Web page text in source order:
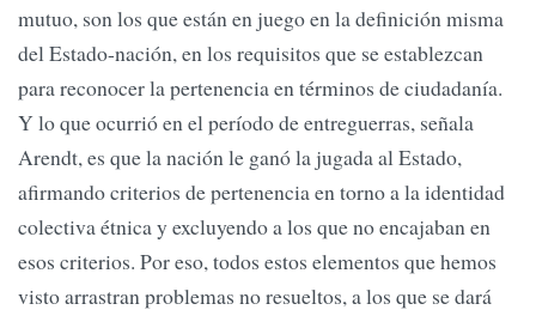
mutuo, son los que están en juego en la definición misma
del Estado-nación, en los requisitos que se establezcan
para reconocer la pertenencia en términos de ciudadanía.
Y lo que ocurrió en el período de entreguerras, señala
Arendt, es que la nación le ganó la jugada al Estado,
afirmando criterios de pertenencia en torno a la identidad
colectiva étnica y excluyendo a los que no encajaban en
esos criterios. Por eso, todos estos elementos que hemos
visto arrastran problemas no resueltos, a los que se dará